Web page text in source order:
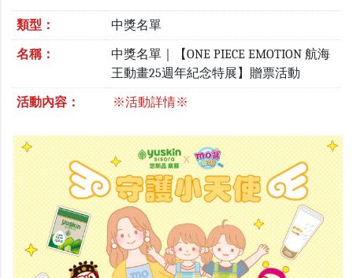
類型： 中獎名單
名稱：
中獎名單｜【ONE PIECE EMOTION 航海
王動畫25週年紀念特展】贈票活動
活動內容： ※活動詳情※